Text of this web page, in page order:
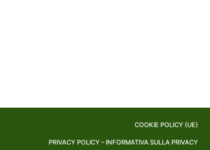
COOKIE POLICY (UE)
PRIVACY POLICY – INFORMATIVA SULLA PRIVACY